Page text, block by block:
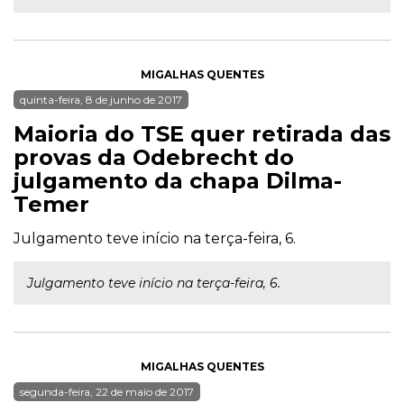
MIGALHAS QUENTES
quinta-feira, 8 de junho de 2017
Maioria do TSE quer retirada das
provas da Odebrecht do
julgamento da chapa Dilma-
Temer
Julgamento teve início na terça-feira, 6.
Julgamento teve início na terça-feira, 6.
MIGALHAS QUENTES
segunda-feira, 22 de maio de 2017